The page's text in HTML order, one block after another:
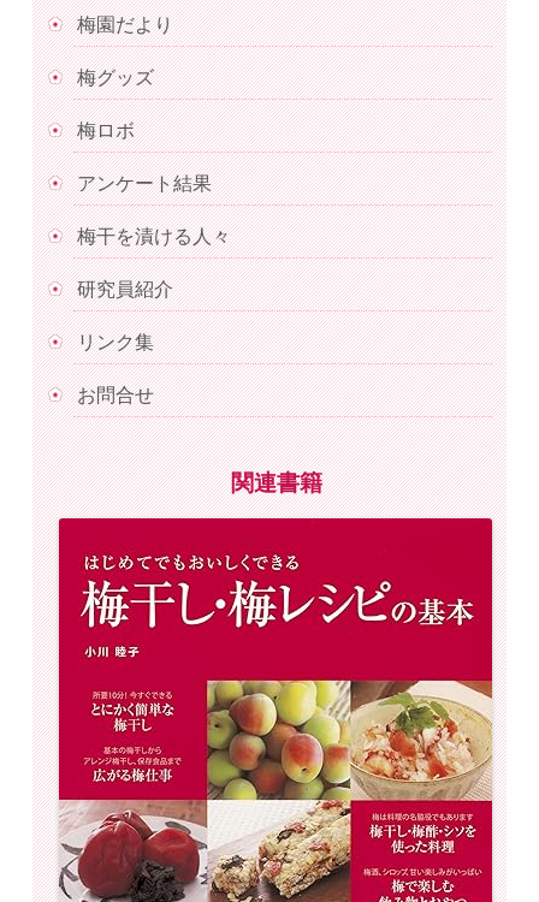
梅園だより
梅グッズ
梅ロボ
アンケート結果
梅干を漬ける人々
研究員紹介
リンク集
お問合せ
関連書籍